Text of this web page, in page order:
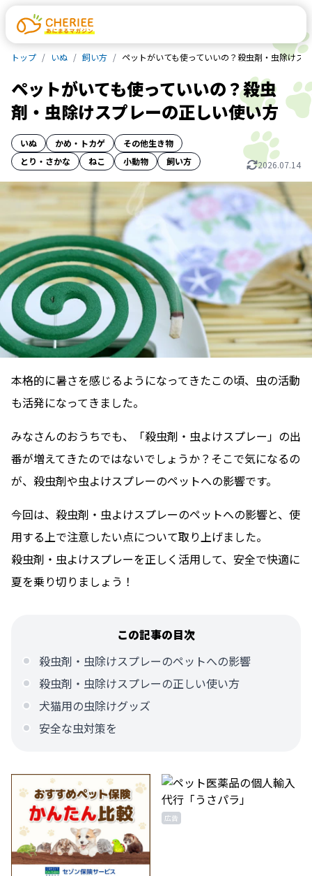
トップ いぬ 飼い方 ペットがいても使っていいの？殺虫剤・虫除けス
ペットがいても使っていいの？殺虫
剤・虫除けスプレーの正しい使い方
いぬ かめ・トカゲ
その他生き物
とり・さかな
ねこ 小動物 飼い方 2026.07.14
本格的に暑さを感じるようになってきたこの頃、虫の活動
も活発になってきました。
みなさんのおうちでも、「殺虫剤・虫よけスプレー」の出
番が増えてきたのではないでしょうか？そこで気になるの
が、殺虫剤や虫よけスプレーのペットへの影響です。
今回は、殺虫剤・虫よけスプレーのペットへの影響と、使
用する上で注意したい点について取り上げました。
殺虫剤・虫よけスプレーを正しく活用して、安全で快適に
夏を乗り切りましょう！
この記事の目次
殺虫剤・虫除けスプレーのペットへの影響
殺虫剤・虫除けスプレーの正しい使い方
犬猫用の虫除けグッズ
安全な虫対策を
広告